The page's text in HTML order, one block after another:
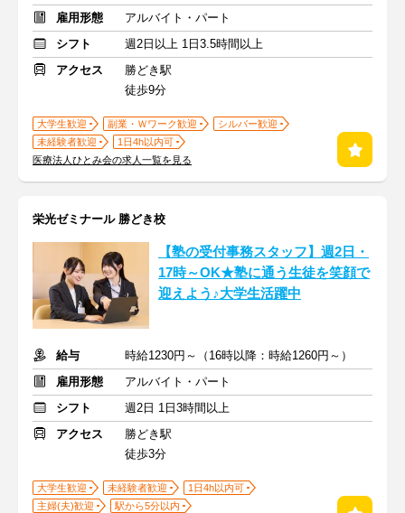
雇用形態
アルバイト・パート
シフト
週2日以上 1日3.5時間以上
アクセス
勝どき駅
徒歩9分
大学生歓迎 副業・Ｗワーク歓迎
シルバー歓迎
未経験者歓迎
1日4h以内可
医療法人ひとみ会の求人一覧を見る
栄光ゼミナール 勝どき校
【塾の受付事務スタッフ】週2日・
17時～OK★塾に通う生徒を笑顔で
迎えよう♪大学生活躍中
給与
時給1230円～（16時以降：時給1260円～）
雇用形態
アルバイト・パート
シフト
週2日 1日3時間以上
アクセス
勝どき駅
徒歩3分
大学生歓迎 未経験者歓迎
1日4h以内可
主婦(夫)歓迎
駅から5分以内